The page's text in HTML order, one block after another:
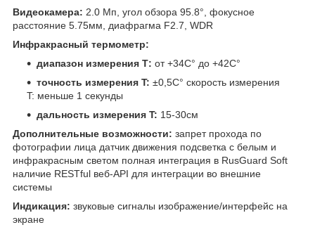
Видеокамера: 2.0 Мп, угол обзора 95.8°, фокусное
расстояние 5.75мм, диафрагма F2.7, WDR
Инфракрасный термометр:
диапазон измерения Т: от +34С° до +42С°
точность измерения T: ±0,5С° скорость измерения
T: меньше 1 секунды
дальность измерения T: 15-30см
Дополнительные возможности: запрет прохода по
фотографии лица датчик движения подсветка с белым и
инфракрасным светом полная интеграция в RusGuard Soft
наличие RESTful веб-API для интеграции во внешние
системы
Индикация: звуковые сигналы изображение/интерфейс на
экране